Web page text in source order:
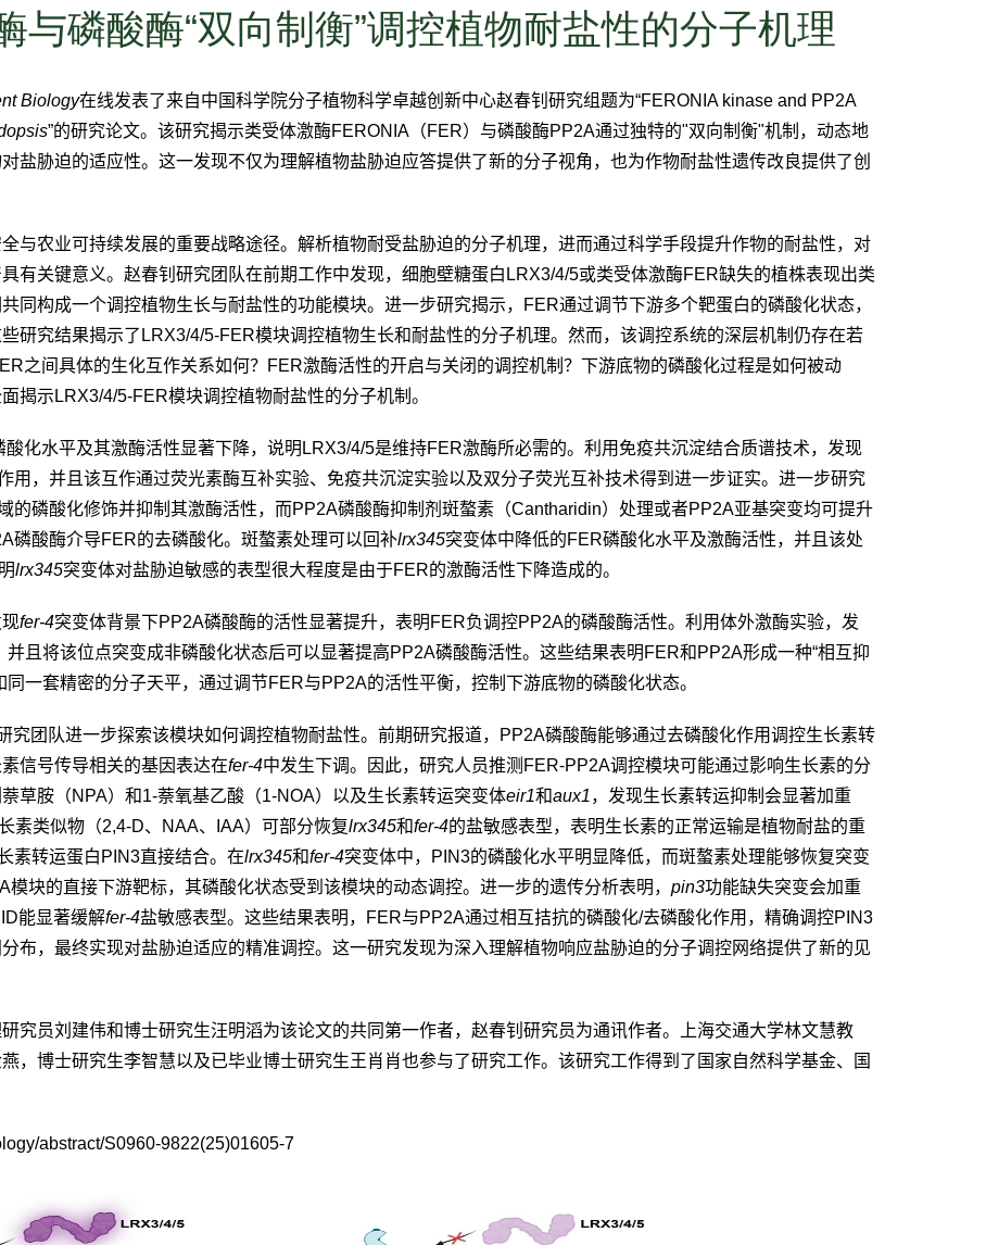
与磷酸酶“双向制衡”调控植物耐盐性的分子机理
Biology在线发表了来自中国科学院分子植物科学卓越创新中心赵春钊研究组题为“FERONIA kinase and PP2A
”的研究论文。该研究揭示类受体激酶FERONIA （FER）与磷酸酶PP2A通过独特的"双向制衡"机制，动态地
盐胁迫的适应性。这一发现不仅为理解植物盐胁迫应答提供了新的分子视角，也为作物耐盐性遗传改良提供了创
与农业可持续发展的重要战略途径。解析植物耐受盐胁迫的分子机理，进而通过科学手段提升作物的耐盐性，对
有关键意义。赵春钊研究团队在前期工作中发现，细胞壁糖蛋白 LRX3/4/5或类受体激酶FER缺失的植株表现出类
同构成一个调控植物生长与耐盐性的功能模块。进一步研究揭示，
FER通过调节下游多个靶蛋白的磷酸化状态，
研究结果揭示了 LRX3/4/5-FER模块调控植物生长和耐盐性的分子机理。然而，该调控系统的深层机制仍存在若
之间具体的生化互作关系如何？ FER激酶活性的开启与关闭的调控机制？下游底物的磷酸化过程是如何被动
揭示 LRX3/4/5-FER模块调控植物耐盐性的分子机制。
酸化水平及其激酶活性显著下降，说明 LRX3/4/5是维持FER激酶所必需的。利用免疫共沉淀结合质谱技术，发现
用，并且该互作通过荧光素酶互补实验、免疫共沉淀实验以及双分子荧光互补技术得到进一步证实。进一步研究
的磷酸化修饰并抑制其激酶活性，而PP2A磷酸酶抑制剂斑螯素（Cantharidin）处理或者PP2A亚基突变均可提升
磷酸酶介导FER的去磷酸化。斑螯素处理可以回补lrx345突变体中降低的FER磷酸化水平及激酶活性，并且该处
lrx345突变体对盐胁迫敏感的表型很大程度是由于FER的激酶活性下降造成的。
fer-4突变体背景下PP2A磷酸酶的活性显著提升，表明 FER负调控PP2A的磷酸酶活性。利用体外激酶实验，发
并且将该位点突变成非磷酸化状态后可以显著提高PP2A磷酸酶活性。这些结果表明 FER和 PP2A形成一种“相互抑
同一套精密的分子天平，通过调节FER与PP2A的活性平衡，控制下游底物的磷酸化状态。
究团队进一步探索该模块如何调控植物耐盐性。前期研究报道， PP2A磷酸酶能够通过去磷酸化作用调控生长素转
信号传导相关的基因表达在fer-4中发生下调。因此，研究人员推测 FER-PP2A调控模块可能通过影响生长素的分
草胺（NPA）和1-萘氧基乙酸（1-NOA）以及生长素转运突变体eir1和aux1，发现生长素转运抑制会显著加重
素类似物（2,4-D、 NAA、 IAA）可部分恢复lrx345和fer-4的盐敏感表型，表明生长素的正常运输是植物耐盐的重
素转运蛋白 PIN3直接结合。在lrx345和fer-4突变体中， PIN3的磷酸化水平明显降低，而斑螯素处理能够恢复突变
模块的直接下游靶标，其磷酸化状态受到该模块的动态调控。进一步的遗传分析表明， pin3功能缺失突变会加重
能显著缓解fer-4盐敏感表型。这些结果表明， FER与PP2A通过相互拮抗的磷酸化/去磷酸化作用，精确调控PIN3
布，最终实现对盐胁迫适应的精准调控。这一研究发现为深入理解植物响应盐胁迫的分子调控网络提供了新的见
究员刘建伟和博士研究生汪明滔为该论文的共同第一作者，赵春钊研究员为通讯作者。上海交通大学林文慧教
，博士研究生李智慧以及已毕业博士研究生王肖肖也参与了研究工作。该研究工作得到了国家自然科学基金、国
abstract/S0960-9822(25)01605-7